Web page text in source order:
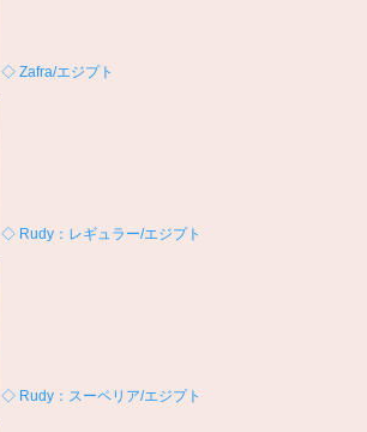
◇ Zafra/エジプト
◇ Rudy：レギュラー/エジプト
◇ Rudy：スーペリア/エジプト